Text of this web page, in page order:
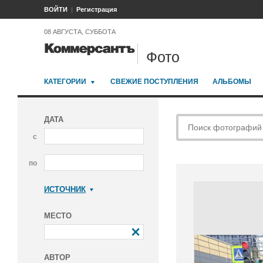
ВОЙТИ Регистрация
08 АВГУСТА, СУББОТА
Фото
КАТЕГОРИИ СВЕЖИЕ ПОСТУПЛЕНИЯ АЛЬБОМЫ
ДАТА
с
по
ИСТОЧНИК
МЕСТО
АВТОР